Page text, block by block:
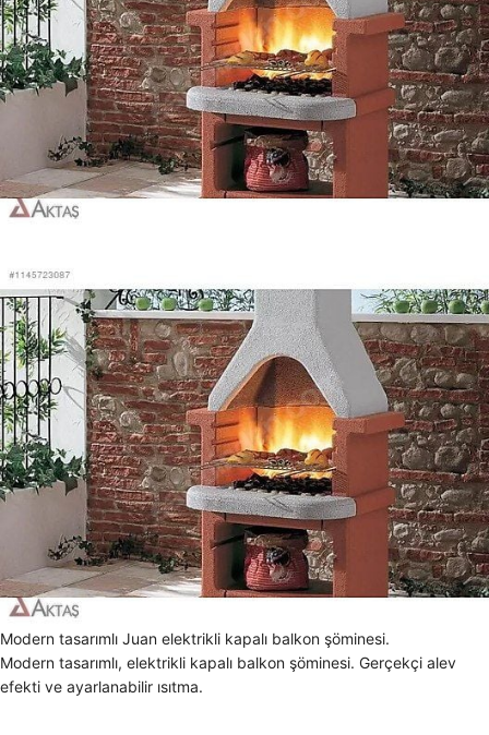
Modern tasarımlı Juan elektrikli kapalı balkon şöminesi.
Modern tasarımlı, elektrikli kapalı balkon şöminesi. Gerçekçi alev
efekti ve ayarlanabilir ısıtma.